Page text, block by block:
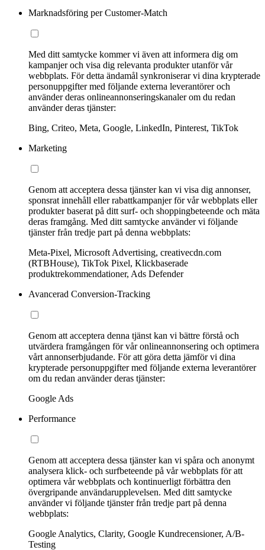
Marknadsföring per Customer-Match
Med ditt samtycke kommer vi även att informera dig om
kampanjer och visa dig relevanta produkter utanför vår
webbplats. För detta ändamål synkroniserar vi dina krypterade
personuppgifter med följande externa leverantörer och
använder deras onlineannonseringskanaler om du redan
använder deras tjänster:
Bing, Criteo, Meta, Google, LinkedIn, Pinterest, TikTok
Marketing
Genom att acceptera dessa tjänster kan vi visa dig annonser,
sponsrat innehåll eller rabattkampanjer för vår webbplats eller
produkter baserat på ditt surf- och shoppingbeteende och mäta
deras framgång. Med ditt samtycke använder vi följande
tjänster från tredje part på denna webbplats:
Meta-Pixel, Microsoft Advertising, creativecdn.com
(RTBHouse), TikTok Pixel, Klickbaserade
produktrekommendationer, Ads Defender
Avancerad Conversion-Tracking
Genom att acceptera denna tjänst kan vi bättre förstå och
utvärdera framgången för vår onlineannonsering och optimera
vårt annonserbjudande. För att göra detta jämför vi dina
krypterade personuppgifter med följande externa leverantörer
om du redan använder deras tjänster:
Google Ads
Performance
Genom att acceptera dessa tjänster kan vi spåra och anonymt
analysera klick- och surfbeteende på vår webbplats för att
optimera vår webbplats och kontinuerligt förbättra den
övergripande användarupplevelsen. Med ditt samtycke
använder vi följande tjänster från tredje part på denna
webbplats:
Google Analytics, Clarity, Google Kundrecensioner, A/B-
Testing